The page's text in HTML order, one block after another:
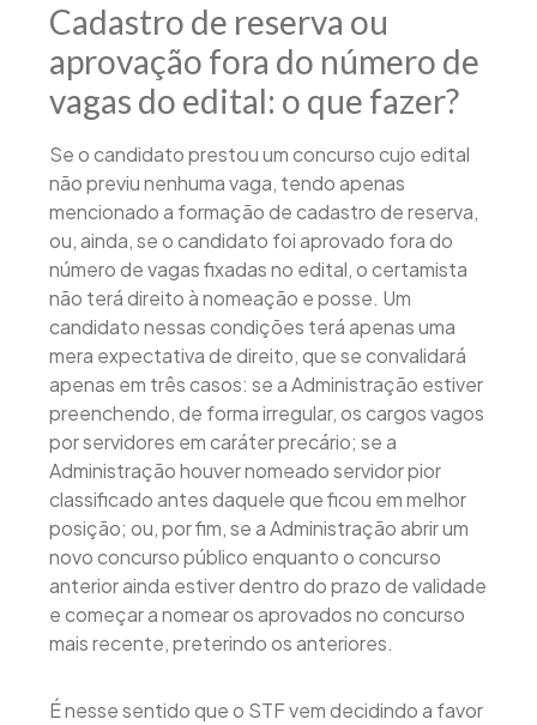
Cadastro de reserva ou
aprovação fora do número de
vagas do edital: o que fazer?
Se o candidato prestou um concurso cujo edital
não previu nenhuma vaga, tendo apenas
mencionado a formação de cadastro de reserva,
ou, ainda, se o candidato foi aprovado fora do
número de vagas fixadas no edital, o certamista
não terá direito à nomeação e posse. Um
candidato nessas condições terá apenas uma
mera expectativa de direito, que se convalidará
apenas em três casos: se a Administração estiver
preenchendo, de forma irregular, os cargos vagos
por servidores em caráter precário; se a
Administração houver nomeado servidor pior
classificado antes daquele que ficou em melhor
posição; ou, por fim, se a Administração abrir um
novo concurso público enquanto o concurso
anterior ainda estiver dentro do prazo de validade
e começar a nomear os aprovados no concurso
mais recente, preterindo os anteriores.
É nesse sentido que o STF vem decidindo a favor